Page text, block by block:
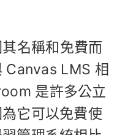
名稱和免費而
Canvas LMS 相
是許多公立
它可以免費使